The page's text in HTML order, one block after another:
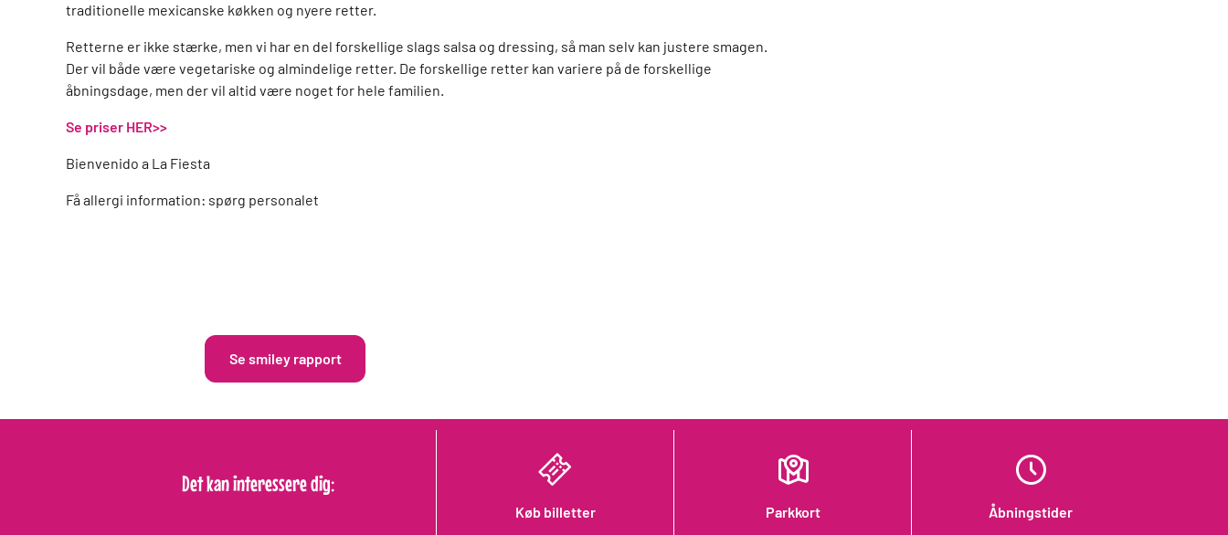
traditionelle mexicanske køkken og nyere retter.
Retterne er ikke stærke, men vi har en del forskellige slags salsa og dressing, så man selv kan justere smagen.
Der vil både være vegetariske og almindelige retter. De forskellige retter kan variere på de forskellige
åbningsdage, men der vil altid være noget for hele familien.
Se priser HER>>
Bienvenido a La Fiesta
Få allergi information: spørg personalet
Se smiley rapport
Det kan interessere dig:
Køb billetter Parkkort Åbningstider